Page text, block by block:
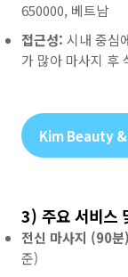
650000, 베트남
접근성: 시내 중심
가 많아 마사지 후
Kim Beauty
3) 주요 서비스
전신 마사지 (90분)
준)